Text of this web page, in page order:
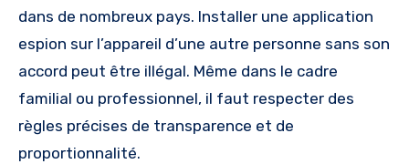
dans de nombreux pays. Installer une application
espion sur l’appareil d’une autre personne sans son
accord peut être illégal. Même dans le cadre
familial ou professionnel, il faut respecter des
règles précises de transparence et de
proportionnalité.